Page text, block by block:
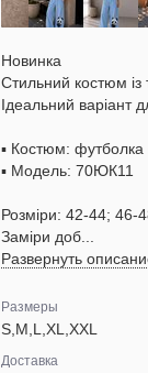
Новинка
Стильний костюм
Ідеальний варіант
▪️ Костюм: футболка
▪️ Модель: 70ЮК11
Розміри: 42-44; 46-
Заміри доб...
Развернуть
Размеры
S,M,L,XL,XXL
Доставка